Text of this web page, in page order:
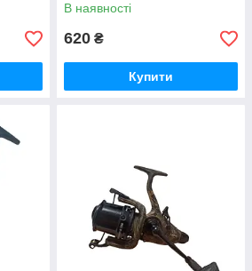
В наявності
620 ₴
Купити